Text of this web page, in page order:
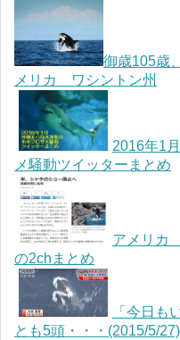
御歳105歳
メリカ ワシントン州
2016年1
メ騒動ツイッターまとめ
アメリカ
の2chまとめ
「今日も
とも5頭・・・(2015/5/27)